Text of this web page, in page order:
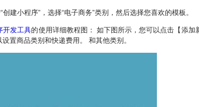
建小程序”，选择“电子商务”类别，然后选择您喜欢的模板。
开发工具的使用详细教程图： 如下图所示，您可以点击【添加
置商品类别和快递费用。 和其他类别。